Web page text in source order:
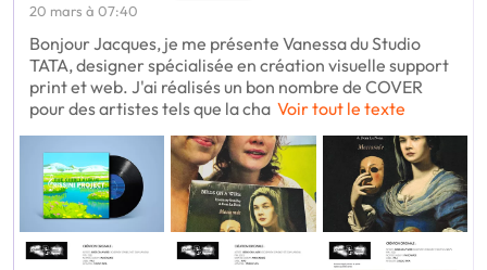
20 mars à 07:40
Bonjour Jacques, je me présente Vanessa du Studio
TATA, designer spécialisée en création visuelle support
print et web. J'ai réalisés un bon nombre de COVER
pour des artistes tels que la cha Voir tout le texte